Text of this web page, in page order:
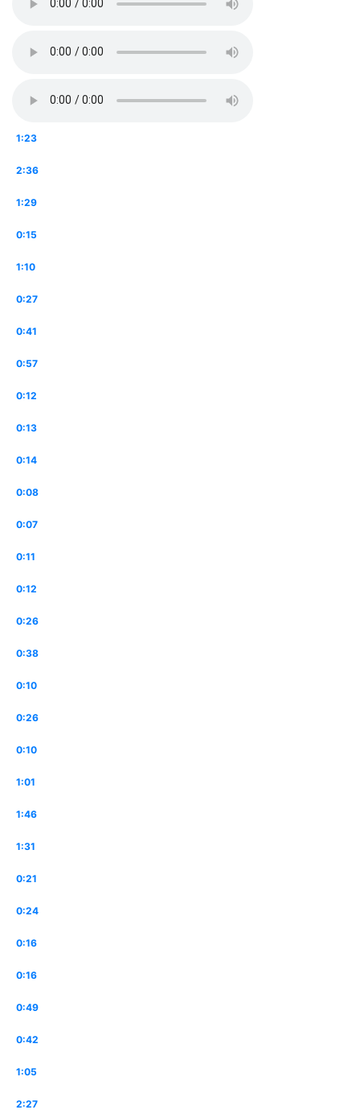
1:23
2:36
1:29
0:15
1:10
0:27
0:41
0:57
0:12
0:13
0:14
0:08
0:07
0:11
0:12
0:26
0:38
0:10
0:26
0:10
1:01
1:46
1:31
0:21
0:24
0:16
0:16
0:49
0:42
1:05
2:27